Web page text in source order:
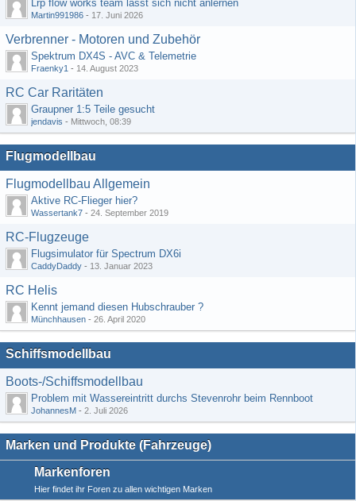
Lrp flow works team lässt sich nicht anlernen
Martin991986 - 17. Juni 2026
Verbrenner - Motoren und Zubehör
Spektrum DX4S - AVC & Telemetrie
Fraenky1 - 14. August 2023
RC Car Raritäten
Graupner 1:5 Teile gesucht
jendavis - Mittwoch, 08:39
Flugmodellbau
Flugmodellbau Allgemein
Aktive RC-Flieger hier?
Wassertank7 - 24. September 2019
RC-Flugzeuge
Flugsimulator für Spectrum DX6i
CaddyDaddy - 13. Januar 2023
RC Helis
Kennt jemand diesen Hubschrauber ?
Münchhausen - 26. April 2020
Schiffsmodellbau
Boots-/Schiffsmodellbau
Problem mit Wassereintritt durchs Stevenrohr beim Rennboot
JohannesM - 2. Juli 2026
Marken und Produkte (Fahrzeuge)
Markenforen
Hier findet ihr Foren zu allen wichtigen Marken